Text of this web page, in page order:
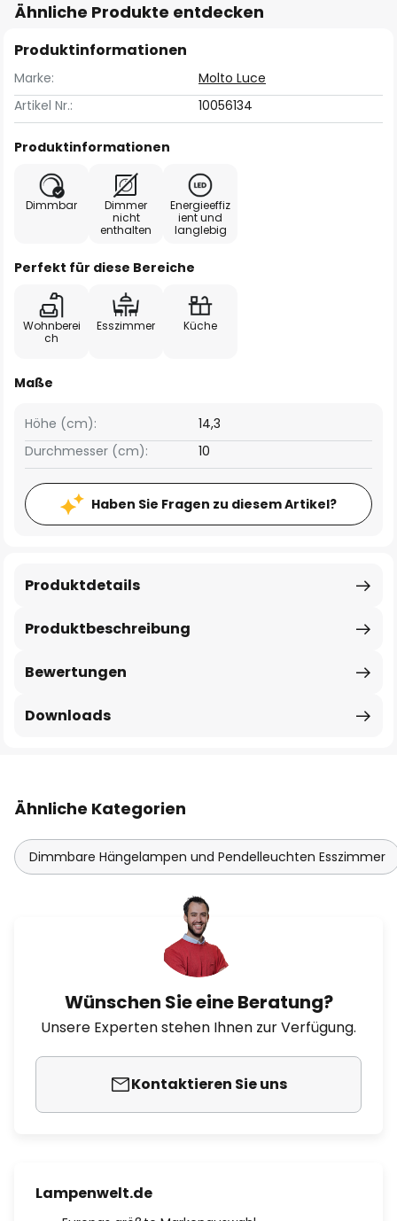
Ähnliche Produkte entdecken
Produktinformationen
Marke:
Molto Luce
Artikel Nr.:
10056134
Produktinformationen
Dimmbar
Dimmer
nicht
enthalten
Energieeffiz
ient und
langlebig
Perfekt für diese Bereiche
Wohnberei
ch
Esszimmer Küche
Maße
Höhe (cm):
14,3
Durchmesser (cm):
10
Haben Sie Fragen zu diesem Artikel?
Produktbeschreibung
Produktdetails
Bewertungen
Downloads
Ähnliche Kategorien
Dimmbare Hängelampen und Pendelleuchten Esszimmer
Wünschen Sie eine Beratung?
Unsere Experten stehen Ihnen zur Verfügung.
Kontaktieren Sie uns
Lampenwelt.de